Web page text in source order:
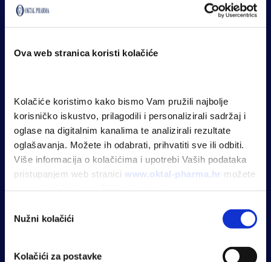
Ova web stranica koristi kolačiće
Kolačiće koristimo kako bismo Vam pružili najbolje
korisničko iskustvo, prilagodili i personalizirali sadržaj i
oglase na digitalnim kanalima te analizirali rezultate
oglašavanja. Možete ih odabrati, prihvatiti sve ili odbiti.
Više informacija o kolačićima i upotrebi Vaših podataka
pristupanjem web stranici www.oktal-pharma.hr možete
pristanka
Nužni kolačići
Kolačići za postavke
Usluge
Zdravlje Plus
VIŠE O NAMA
O nama
Kontakt
Copyright © 2026 Oktal Pharma | All Rights Reserved